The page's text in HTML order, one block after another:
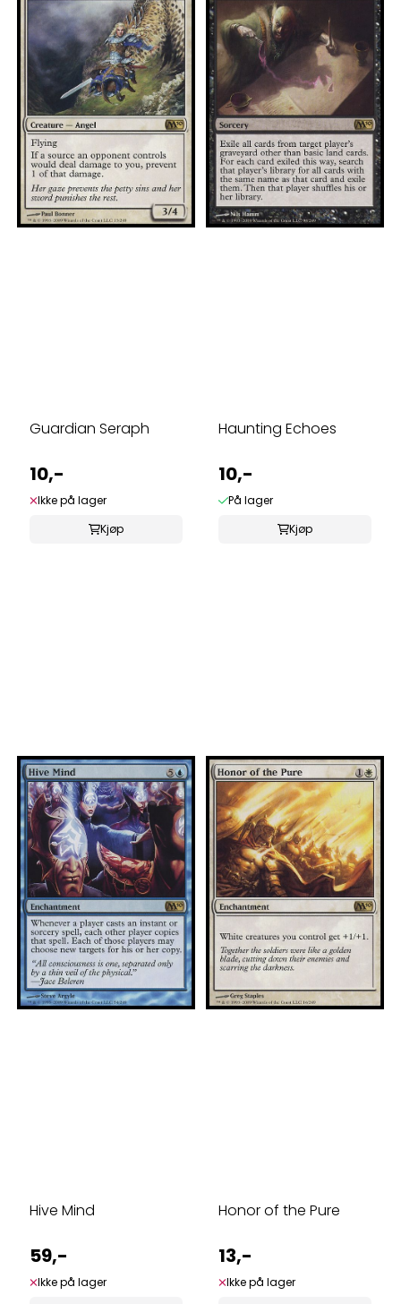
Guardian Seraph
10,-
Ikke på lager
Kjøp
Haunting Echoes
10,-
På lager
Kjøp
Hive Mind
59,-
Ikke på lager
Honor of the Pure
13,-
Ikke på lager